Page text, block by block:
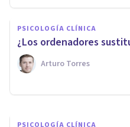
PSICOLOGÍA CLÍNICA
¿Los ordenadores
Arturo Torres
7 respuestas a
la psicología
PSICOLOGÍA CLÍNICA